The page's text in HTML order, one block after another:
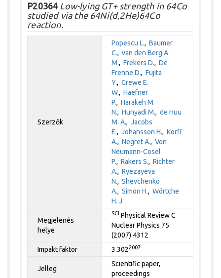
P20364Low-lying GT+ strength in 64Co
studied via the 64Ni(d,2He)64Co
reaction.
Szerzők
Popescu L.,Baumer
C.,van den Berg A.
M.,Frekers D.,De
Frenne D.,Fujita
Y.,Grewe E.
W.,Haefner
P.,Harakeh M.
N.,Hunyadi M.,de Huu
M. A.,Jacobs
E.,Johansson H.,Korff
A.,Negret A.,Von
Neumann-Cosel
P.,Rakers S.,Richter
A.,Ryezayeva
N.,Shevchenko
A.,Simon H.,Wörtche
H. J.
Megjelenés
helye
SCI Physical Review C
Nuclear Physics 75
(2007) 4312
Impakt faktor
3.3022007
Jelleg
Scientific paper,
proceedings